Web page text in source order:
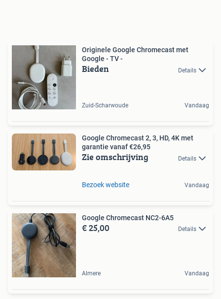
Originele Google Chromecast met
Google - TV -
Bieden Details
Zuid-Scharwoude Vandaag
Google Chromecast 2, 3, HD, 4K met
garantie vanaf €26,95
Zie omschrijving Details
Bezoek website Vandaag
Google Chromecast NC2-6A5
€ 25,00 Details
Almere Vandaag